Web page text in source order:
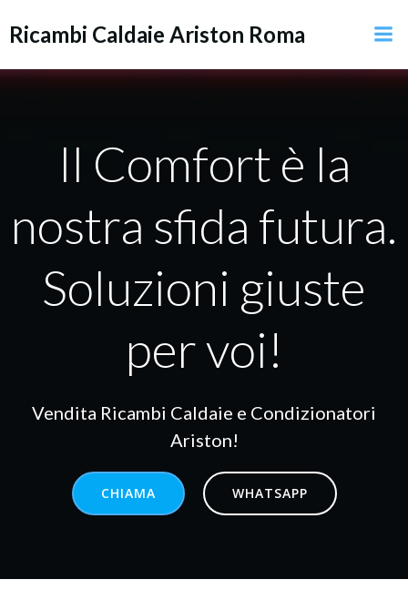
al
Ricambi Caldaie Ariston Roma
Il Comfort è la
nostra sfida futura.
Soluzioni giuste
per voi!
Vendita Ricambi Caldaie e Condizionatori
Ariston!
CHIAMA WHATSAPP